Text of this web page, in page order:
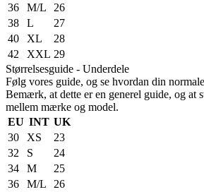
36
M/L
26
38
L
27
40
XL
28
42
XXL 29
Størrelsesguide - Underdele
Følg vores guide, og se hvordan din
Bemærk, at dette er en generel guide, og at
mellem mærke og model.
EU INT UK
30
XS
23
32
S
24
34
M
25
36
M/L
26